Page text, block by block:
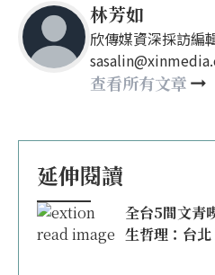
林芳如
欣傳媒資深採訪編
查看所有文章
延伸閱讀
全台5間文青
生哲理：台